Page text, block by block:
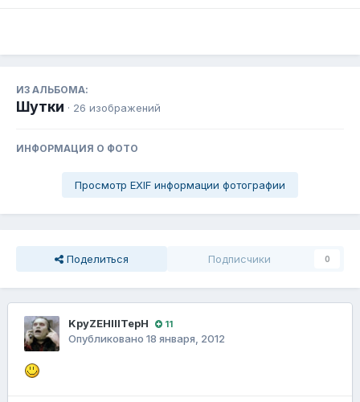
ИЗ АЛЬБОМА:
Шутки · 26 изображений
ИНФОРМАЦИЯ О ФОТО
Просмотр EXIF информации фотографии
Поделиться Подписчики 0
KpyZEHIIITepH 11
Опубликовано 18 января, 2012